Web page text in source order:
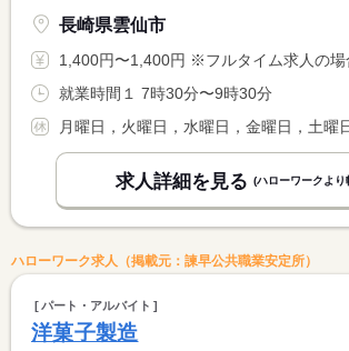
長崎県雲仙市
1,400円〜1,400円 ※フルタイム求人の場合は月額（換算額）、パート求人の場合
就業時間１ 7時30分〜9時30分
求人詳細を見る (ハローワークより
ハローワーク求人（掲載元：諫早公共職業安定所）
パート・アルバイト
洋菓子製造